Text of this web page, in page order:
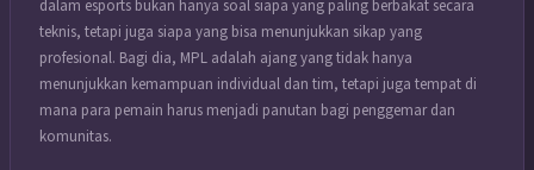
dalam esports bukan hanya soal siapa yang paling berbakat secara
teknis, tetapi juga siapa yang bisa menunjukkan sikap yang
profesional. Bagi dia, MPL adalah ajang yang tidak hanya
menunjukkan kemampuan individual dan tim, tetapi juga tempat di
mana para pemain harus menjadi panutan bagi penggemar dan
komunitas.